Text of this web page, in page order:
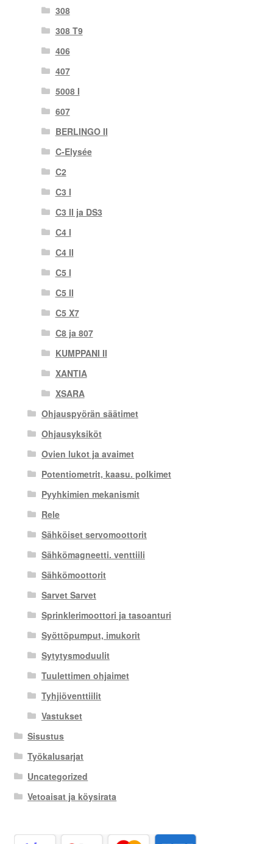
308
308 T9
406
407
5008 I
607
BERLINGO II
C-Elysée
C2
C3 I
C3 II ja DS3
C4 I
C4 II
C5 I
C5 II
C5 X7
C8 ja 807
KUMPPANI II
XANTIA
XSARA
Ohjauspyörän säätimet
Ohjausyksiköt
Ovien lukot ja avaimet
Potentiometrit, kaasu. polkimet
Pyyhkimien mekanismit
Rele
Sähköiset servomoottorit
Sähkömagneetti. venttiili
Sähkömoottorit
Sarvet Sarvet
Sprinklerimoottori ja tasoanturi
Syöttöpumput, imukorit
Sytytysmoduulit
Tuulettimen ohjaimet
Tyhjiöventtiilit
Vastukset
Sisustus
Työkalusarjat
Uncategorized
Vetoaisat ja köysirata